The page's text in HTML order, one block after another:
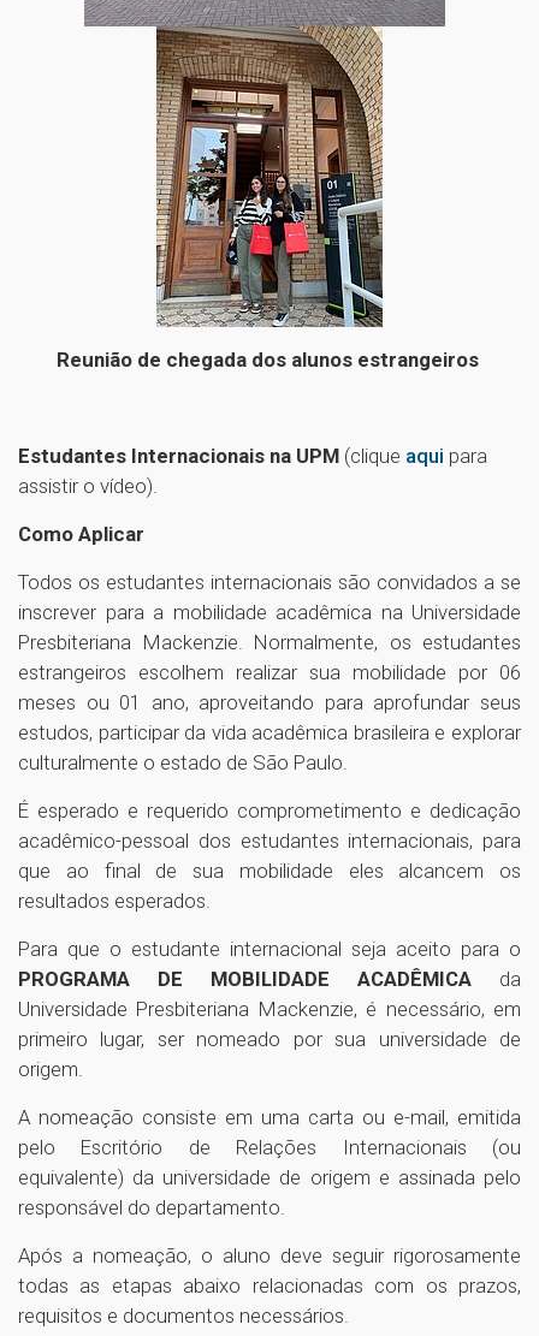
Reunião de chegada dos alunos estrangeiros
Estudantes Internacionais na UPM (clique aqui para
assistir o vídeo).
Como Aplicar
Todos os estudantes internacionais são convidados a se
inscrever para a mobilidade acadêmica na Universidade
Presbiteriana Mackenzie. Normalmente, os estudantes
estrangeiros escolhem realizar sua mobilidade por 06
meses ou 01 ano, aproveitando para aprofundar seus
estudos, participar da vida acadêmica brasileira e explorar
culturalmente o estado de São Paulo.
É esperado e requerido comprometimento e dedicação
acadêmico-pessoal dos estudantes internacionais, para
que ao final de sua mobilidade eles alcancem os
resultados esperados.
Para que o estudante internacional seja aceito para o
PROGRAMA DE MOBILIDADE ACADÊMICA da
Universidade Presbiteriana Mackenzie, é necessário, em
primeiro lugar, ser nomeado por sua universidade de
origem.
A nomeação consiste em uma carta ou e-mail, emitida
pelo Escritório de Relações Internacionais (ou
equivalente) da universidade de origem e assinada pelo
responsável do departamento.
Após a nomeação, o aluno deve seguir rigorosamente
todas as etapas abaixo relacionadas com os prazos,
requisitos e documentos necessários.